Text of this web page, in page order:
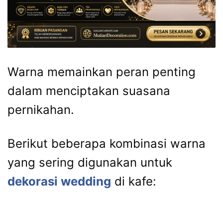
Warna memainkan peran penting
dalam menciptakan suasana
pernikahan.
Berikut beberapa kombinasi warna
yang sering digunakan untuk
dekorasi wedding di kafe: